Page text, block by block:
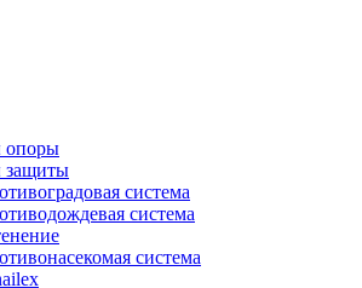
опоры
защиты
система
система
система